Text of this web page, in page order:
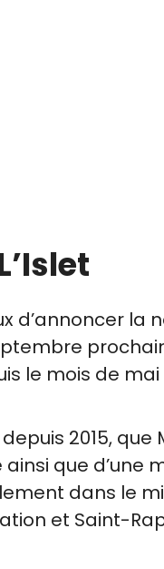
d’annoncer la
le mois de mai
2015, que
que d’une
dans le
et Saint-